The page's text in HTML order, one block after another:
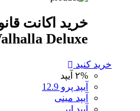
Deluxe
خرید کنید
۲% آیپد
آیپد پرو 12.9
آیپد مینی